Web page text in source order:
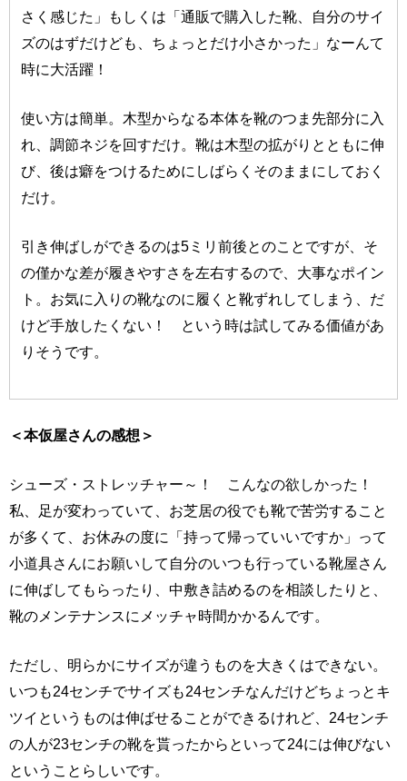
さく感じた」もしくは「通販で購入した靴、自分のサイ
ズのはずだけども、ちょっとだけ小さかった」なーんて
時に大活躍！
使い方は簡単。木型からなる本体を靴のつま先部分に入
れ、調節ネジを回すだけ。靴は木型の拡がりとともに伸
び、後は癖をつけるためにしばらくそのままにしておく
だけ。
引き伸ばしができるのは5ミリ前後とのことですが、そ
の僅かな差が履きやすさを左右するので、大事なポイン
ト。お気に入りの靴なのに履くと靴ずれしてしまう、だ
けど手放したくない！ という時は試してみる価値があ
りそうです。
＜本仮屋さんの感想＞
シューズ・ストレッチャー～！ こんなの欲しかった！
私、足が変わっていて、お芝居の役でも靴で苦労すること
が多くて、お休みの度に「持って帰っていいですか」って
小道具さんにお願いして自分のいつも行っている靴屋さん
に伸ばしてもらったり、中敷き詰めるのを相談したりと、
靴のメンテナンスにメッチャ時間かかるんです。
ただし、明らかにサイズが違うものを大きくはできない。
いつも24センチでサイズも24センチなんだけどちょっとキ
ツイというものは伸ばせることができるけれど、24センチ
の人が23センチの靴を貰ったからといって24には伸びない
ということらしいです。